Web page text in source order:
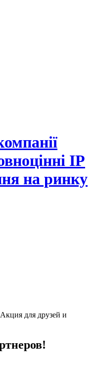
IP
на ринку
Акция для друзей и